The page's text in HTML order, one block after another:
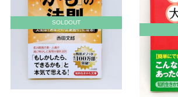
SOLDOUT